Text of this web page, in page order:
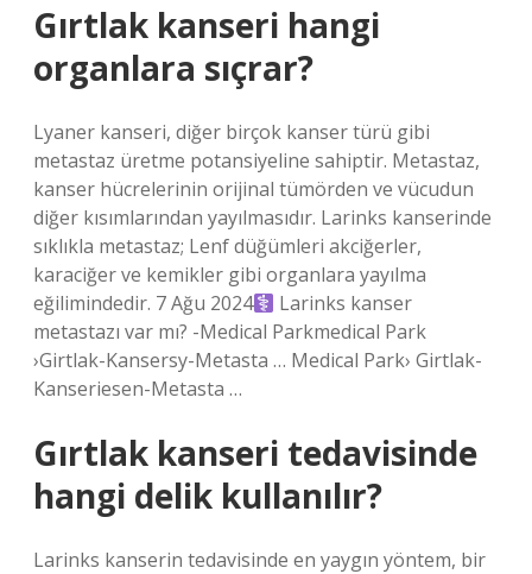
Gırtlak kanseri hangi
organlara sıçrar?
Lyaner kanseri, diğer birçok kanser türü gibi
metastaz üretme potansiyeline sahiptir. Metastaz,
kanser hücrelerinin orijinal tümörden ve vücudun
diğer kısımlarından yayılmasıdır. Larinks kanserinde
sıklıkla metastaz; Lenf düğümleri akciğerler,
karaciğer ve kemikler gibi organlara yayılma
eğilimindedir. 7 Ağu 2024‍
Larinks kanser
metastazı var mı? -Medical Parkmedical Park
›Girtlak-Kansersy-Metasta … Medical Park› Girtlak-
Kanseriesen-Metasta …
Gırtlak kanseri tedavisinde
hangi delik kullanılır?
Larinks kanserin tedavisinde en yaygın yöntem, bir